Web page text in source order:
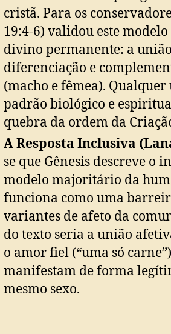
cristã. Para os
19:4-6) validou este
divino permanente: a
diferenciação e
(macho e fêmea).
padrão biológico e
quebra da ordem da
A Resposta Inclusiva
se que Gênesis descreve o
modelo majoritário da
funciona como uma
variantes de afeto da
do texto seria a união
o amor fiel (“uma só
manifestam de forma
mesmo sexo.